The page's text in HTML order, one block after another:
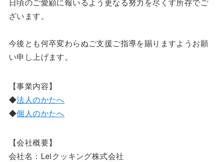
ざいます。
今後とも何卒変わらぬご支援ご指導を賜りますようお願
い申し上げます。
【事業内容】
◆法人のかたへ
◆個人のかたへ
【会社概要】
会社名：Leiクッキング株式会社